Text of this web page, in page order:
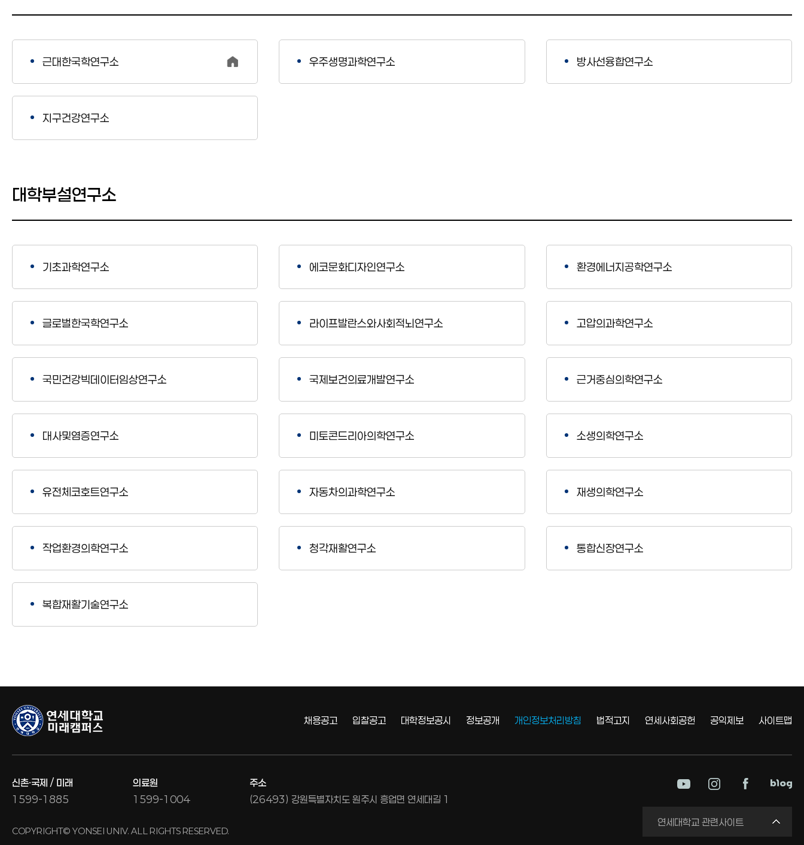
근대한국학연구소 우주생명과학연구소 방사선융합연구소
지구건강연구소
대학부설연구소
기초과학연구소 에코문화디자인연구소 환경에너지공학연구소
글로벌한국학연구소 라이프발란스와사회적뇌연구소 고압의과학연구소
국민건강빅데이터임상연구소 국제보건의료개발연구소 근거중심의학연구소
대사및염증연구소 미토콘드리아의학연구소 소생의학연구소
유전체코호트연구소 자동차의과학연구소 재생의학연구소
작업환경의학연구소 청각재활연구소 통합신장연구소
복합재활기술연구소
채용공고 입찰공고 대학정보공시 정보공개 개인정보처리방침 법적고지 연세사회공헌 공익제보 사이트맵
신촌·국제 / 미래
1599-1885
의료원
1599-1004
주소
(26493) 강원특별자치도 원주시 흥업면 연세대길 1
COPYRIGHT© YONSEI UNIV. ALL RIGHTS RESERVED.
연세대학교 관련사이트
미래평생교육원